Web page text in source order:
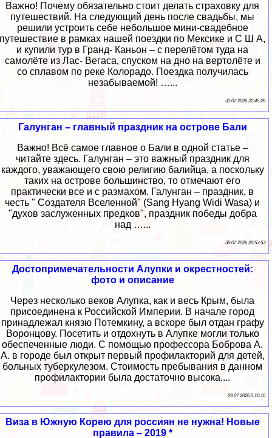
Важно! Почему обязательно стоит делать страховку для
путешествий. На следующий день после свадьбы, мы
решили устроить себе небольшое мини-свадебное
путешествие в рамках нашей поездки по Мексике и С Ш А,
и купили тур в Гранд- Каньон – с перелётом туда на
самолёте из Лас- Вегаса, спуском на дно на вертолёте и
со сплавом по реке Колорадо. Поездка получилась
незабываемой! …...
31 07 2026 22:45:26
Галунган – главный праздник на острове Бали
Важно! Всё самое главное о Бали в одной статье –
читайте здесь. Галунган – это важный праздник для
каждого, уважающего свою религию балийца, а поскольку
таких на острове большинство, то отмечают его
практически все и с размахом. Галунган – праздник, в
честь " Создателя Вселенной" (Sang Hyang Widi Wasa) и
"духов заслуженных предков", праздник победы добра
над …...
30 07 2026 20:53:53
Достопримечательности Алупки и окрестностей:
фото и описание
Через несколько веков Алупка, как и весь Крым, была
присоединена к Российской Империи. В начале город
принадлежал князю Потемкину, а вскоре был отдан графу
Воронцову. Посетить и отдохнуть в Алупке могли только
обеспеченные люди. С помощью профессора Боброва А.
А. в городе был открыт первый профилакторий для детей,
больных туберкулезом. Стоимость пребывания в данном
профилактории была достаточно высока....
29 07 2026 5:10:16
Виза в Южную Корею для россиян не нужна! Новые
правила – 2019 *